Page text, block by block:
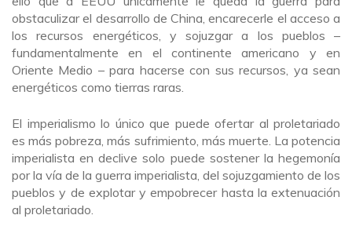
obstaculizar el desarrollo de China, encarecerle el acceso a
los recursos energéticos, y sojuzgar a los pueblos –
fundamentalmente en el continente americano y en
Oriente Medio – para hacerse con sus recursos, ya sean
energéticos como tierras raras.
El imperialismo lo único que puede ofertar al proletariado
es más pobreza, más sufrimiento, más muerte. La potencia
imperialista en declive solo puede sostener la hegemonía
por la vía de la guerra imperialista, del sojuzgamiento de los
pueblos y de explotar y empobrecer hasta la extenuación
al proletariado.